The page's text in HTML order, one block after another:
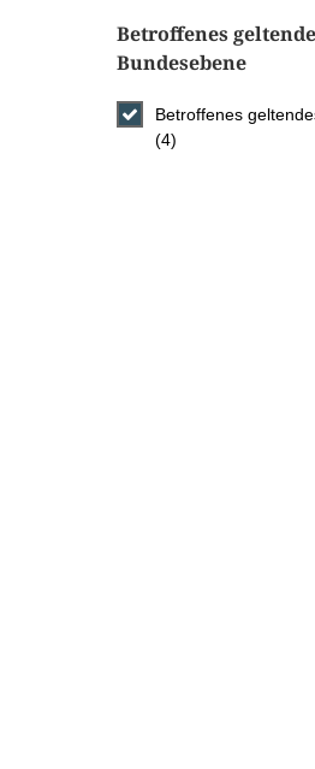
Betroffenes
Bundesebene
Betroffenes
(4)